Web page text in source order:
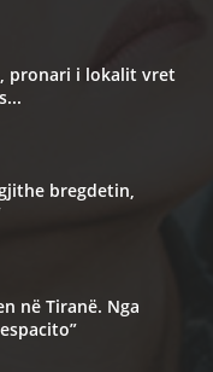
pronari i lokalit vret
bregdetin,
në Tiranë. Nga